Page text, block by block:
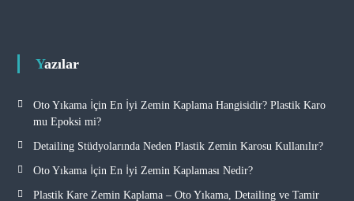
Yazılar
Oto Yıkama İçin En İyi Zemin Kaplama Hangisidir? Plastik Karo
mu Epoksi mi?
Detailing Stüdyolarında Neden Plastik Zemin Karosu Kullanılır?
Oto Yıkama İçin En İyi Zemin Kaplaması Nedir?
Plastik Kare Zemin Kaplama – Oto Yıkama, Detailing ve Tamir